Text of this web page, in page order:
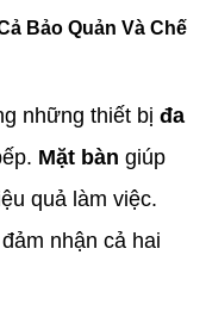
Bảo Quản Và Chế
những thiết bị đa
Mặt bàn giúp
quả làm việc.
nhận cả hai